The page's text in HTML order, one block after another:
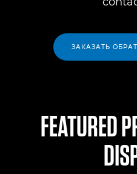
ЗАКАЗАТЬ
FEATURED